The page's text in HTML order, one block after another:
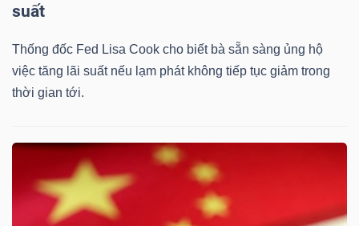
suất
Thống đốc Fed Lisa Cook cho biết bà sẵn sàng ủng hộ
việc tăng lãi suất nếu lạm phát không tiếp tục giảm trong
thời gian tới.